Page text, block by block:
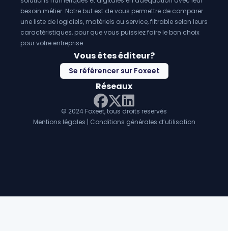
besoin métier. Notre but est de vous permettre de comparer
une liste de logiciels, matériels ou service, filtrable selon leurs
caractéristiques, pour que vous puissiez faire le bon choix
pour votre entreprise.
Vous êtes éditeur?
Se référencer sur Foxeet
Réseaux
Facebook
Twitter X
LinkedIn
© 2024 Foxeet, tous droits reservés
Mentions légales | Conditions générales d’utilisation